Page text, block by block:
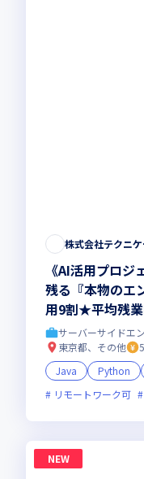
株式会社テクニ
《AI活用プロ
残る『本物のエ
用9割★平均残
領域まで、一気
たにオススメの
サーバーサイドエ
東京都、その他
Java
Python
リモートワーク可
NEW